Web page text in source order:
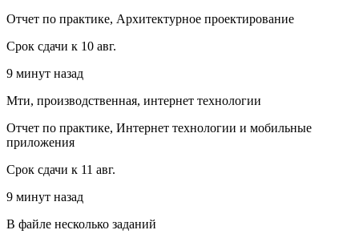
Отчет по практике, Архитектурное проектирование
Срок сдачи к 10 авг.
9 минут назад
Мти, производственная, интернет технологии
Отчет по практике, Интернет технологии и мобильные
приложения
Срок сдачи к 11 авг.
9 минут назад
В файле несколько заданий